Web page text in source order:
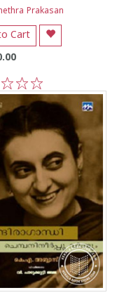
Prakasan
Cart
5
4
3